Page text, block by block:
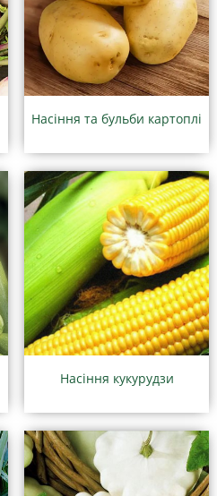
Насіння та бульби картоплі
Насіння кукурудзи